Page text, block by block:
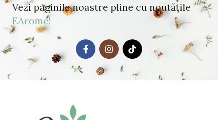
Vezi paginile noastre pline cu noutățile
EArome!